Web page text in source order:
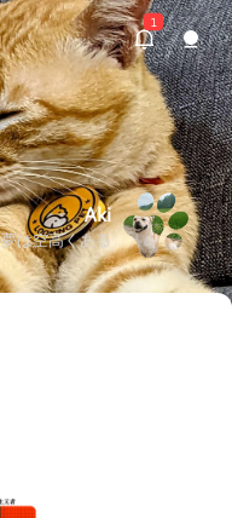
1
Aki
夢は空高くある